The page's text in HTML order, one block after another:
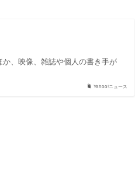
Yahoo!ニュース
、映像、雑誌や個人の書き手が